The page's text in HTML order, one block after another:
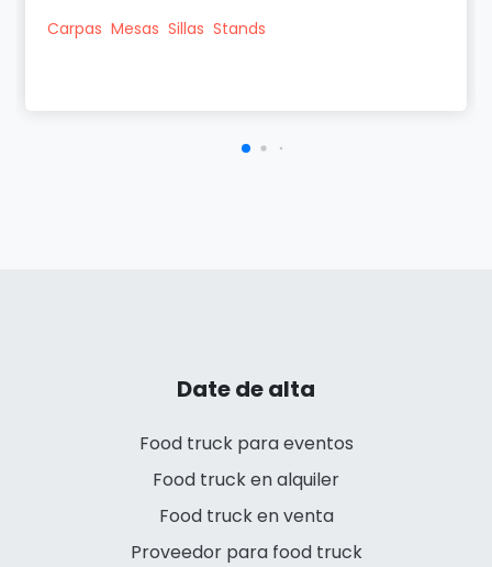
Carpas Mesas Sillas Stands
Date de alta
Food truck para eventos
Food truck en alquiler
Food truck en venta
Proveedor para food truck